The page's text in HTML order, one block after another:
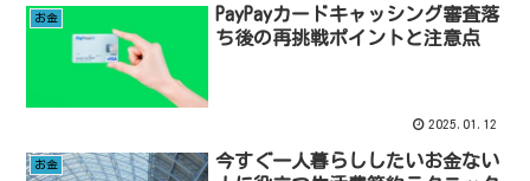
お金
PayPayカードキャッシング審査落
ち後の再挑戦ポイントと注意点
2025.01.12
お金
今すぐ一人暮らししたいお金ない